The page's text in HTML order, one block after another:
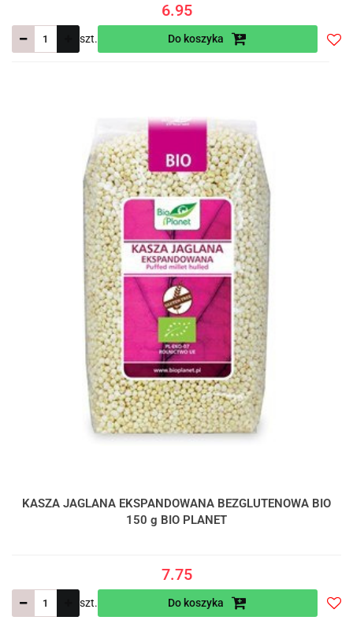
6.95
szt. Do koszyka
KASZA JAGLANA EKSPANDOWANA BEZGLUTENOWA BIO
150 g BIO PLANET
7.75
szt. Do koszyka